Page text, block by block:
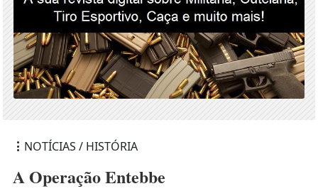
NOTÍCIAS / HISTÓRIA
A Operação Entebbe